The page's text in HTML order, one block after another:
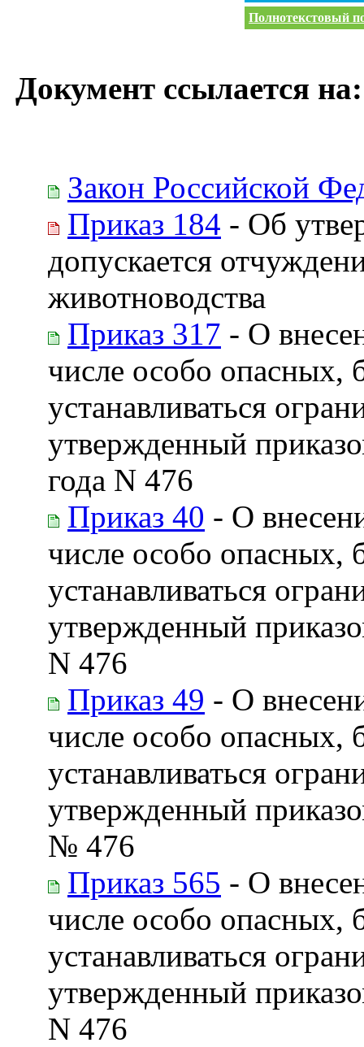
Полнотекстовый
Документ ссылается на:
Закон Российской
Приказ 184 - Об
допускается
животноводства
Приказ 317 - О
числе особо опасных,
устанавливаться
утвержденный
года N 476
Приказ 40 - О
числе особо опасных,
устанавливаться
утвержденный
N 476
Приказ 49 - О
числе особо опасных,
устанавливаться
утвержденный
№ 476
Приказ 565 - О
числе особо опасных,
устанавливаться
утвержденный
N 476